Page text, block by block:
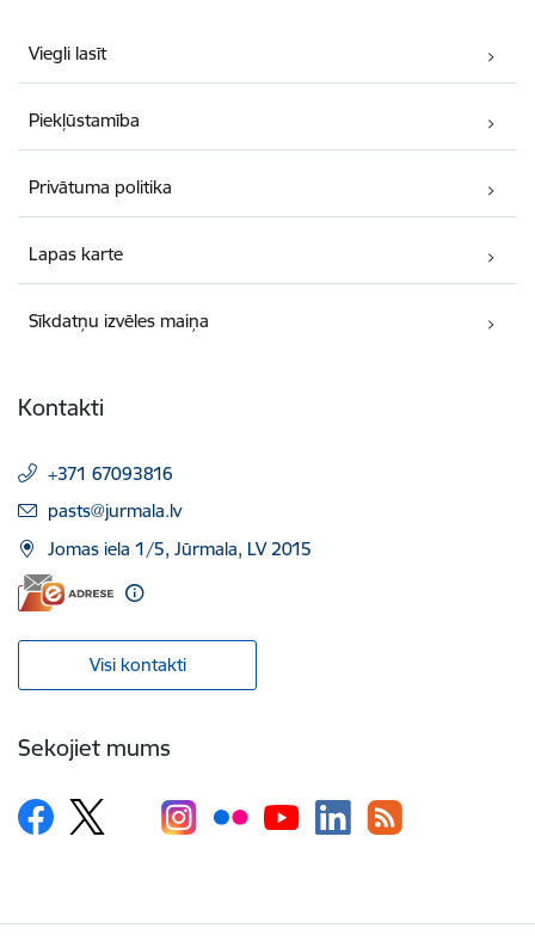
Viegli lasīt
Piekļūstamība
Privātuma politika
Lapas karte
Sīkdatņu izvēles maiņa
Kontakti
+371 67093816
E-pasts:
pasts@jurmala.lv
Jomas iela 1/5, Jūrmala, LV 2015
Visi kontakti
Sekojiet mums